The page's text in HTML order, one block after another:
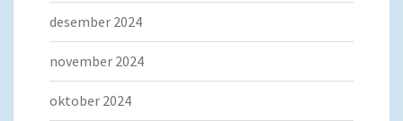
desember 2024
november 2024
oktober 2024